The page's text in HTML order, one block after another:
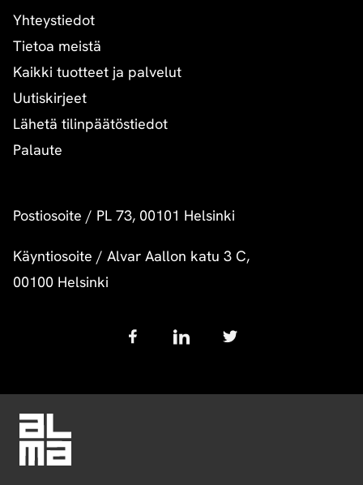
Yhteystiedot
Tietoa meistä
Kaikki tuotteet ja palvelut
Uutiskirjeet
Lähetä tilinpäätöstiedot
Palaute
Postiosoite / PL 73, 00101 Helsinki
Käyntiosoite / Alvar Aallon katu 3 C,
00100 Helsinki